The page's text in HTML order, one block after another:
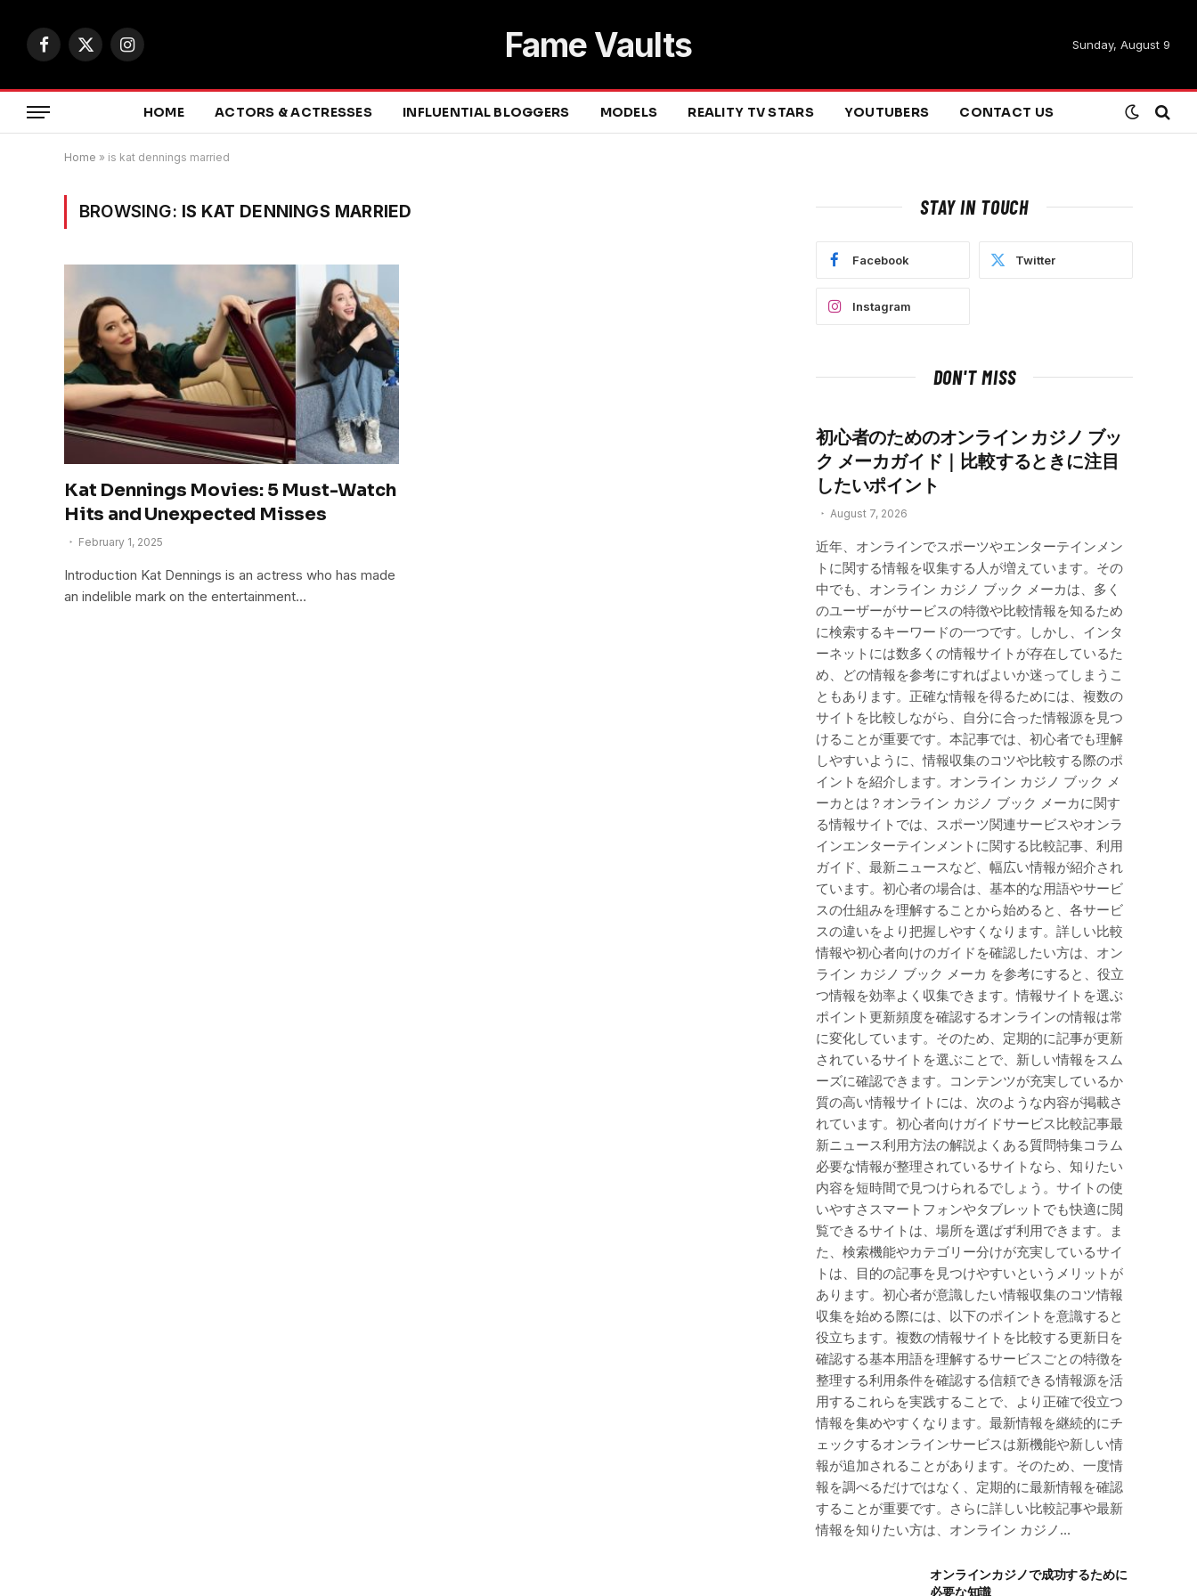
Facebook
X
Instagram Fame Vaults Sunday, August 9
HOME ACTORS & ACTRESSES INFLUENTIAL BLOGGERS MODELS REALITY TV STARS YOUTUBERS CONTACT US
Home » is kat dennings married
BROWSING: IS KAT DENNINGS MARRIED
Kat Dennings Movies: 5 Must-Watch
Hits and Unexpected Misses
February 1, 2025
Introduction Kat Dennings is an actress who has made
an indelible mark on the entertainment…
STAY IN TOUCH
Facebook Twitter
Instagram
DON'T MISS
初心者のためのオンライン カジノ ブッ
ク メーカガイド｜比較するときに注目
したいポイント
August 7, 2026
近年、オンラインでスポーツやエンターテインメン
トに関する情報を収集する人が増えています。その
中でも、オンライン カジノ ブック メーカは、多く
のユーザーがサービスの特徴や比較情報を知るため
に検索するキーワードの一つです。しかし、インタ
ーネットには数多くの情報サイトが存在しているた
め、どの情報を参考にすればよいか迷ってしまうこ
ともあります。正確な情報を得るためには、複数の
サイトを比較しながら、自分に合った情報源を見つ
けることが重要です。本記事では、初心者でも理解
しやすいように、情報収集のコツや比較する際のポ
イントを紹介します。オンライン カジノ ブック メ
ーカとは？オンライン カジノ ブック メーカに関す
る情報サイトでは、スポーツ関連サービスやオンラ
インエンターテインメントに関する比較記事、利用
ガイド、最新ニュースなど、幅広い情報が紹介され
ています。初心者の場合は、基本的な用語やサービ
スの仕組みを理解することから始めると、各サービ
スの違いをより把握しやすくなります。詳しい比較
情報や初心者向けのガイドを確認したい方は、オン
ライン カジノ ブック メーカ を参考にすると、役立
つ情報を効率よく収集できます。情報サイトを選ぶ
ポイント更新頻度を確認するオンラインの情報は常
に変化しています。そのため、定期的に記事が更新
されているサイトを選ぶことで、新しい情報をスム
ーズに確認できます。コンテンツが充実しているか
質の高い情報サイトには、次のような内容が掲載さ
れています。初心者向けガイドサービス比較記事最
新ニュース利用方法の解説よくある質問特集コラム
必要な情報が整理されているサイトなら、知りたい
内容を短時間で見つけられるでしょう。サイトの使
いやすさスマートフォンやタブレットでも快適に閲
覧できるサイトは、場所を選ばず利用できます。ま
た、検索機能やカテゴリー分けが充実しているサイ
トは、目的の記事を見つけやすいというメリットが
あります。初心者が意識したい情報収集のコツ情報
収集を始める際には、以下のポイントを意識すると
役立ちます。複数の情報サイトを比較する更新日を
確認する基本用語を理解するサービスごとの特徴を
整理する利用条件を確認する信頼できる情報源を活
用するこれらを実践することで、より正確で役立つ
情報を集めやすくなります。最新情報を継続的にチ
ェックするオンラインサービスは新機能や新しい情
報が追加されることがあります。そのため、一度情
報を調べるだけではなく、定期的に最新情報を確認
することが重要です。さらに詳しい比較記事や最新
情報を知りたい方は、オンライン カジノ…
オンラインカジノで成功するために
必要な知識